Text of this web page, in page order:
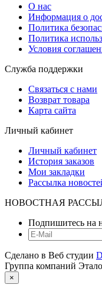
О нас
Информация о
Политика
Политика
Условия
Служба поддержки
Связаться с нами
Возврат товара
Карта сайта
Личный кабинет
Личный кабинет
История заказов
Мои закладки
Рассылка
НОВОСТНАЯ
Подпишитесь на
Сделано в Веб студии
Группа компаний
×